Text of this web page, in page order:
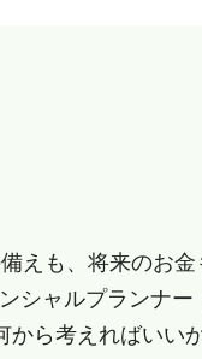
えも、将来のお
シャルプランナ
から考えればいい